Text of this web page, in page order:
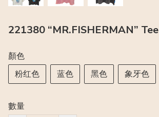
221380 “MR.FISHERMAN” Tee
顏色
粉红色
蓝色 黑色 象牙色
數量